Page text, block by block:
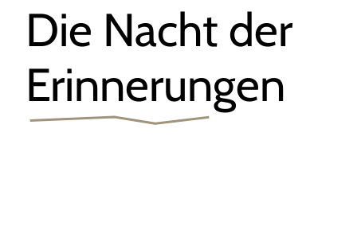
Die Nacht der
Erinnerungen